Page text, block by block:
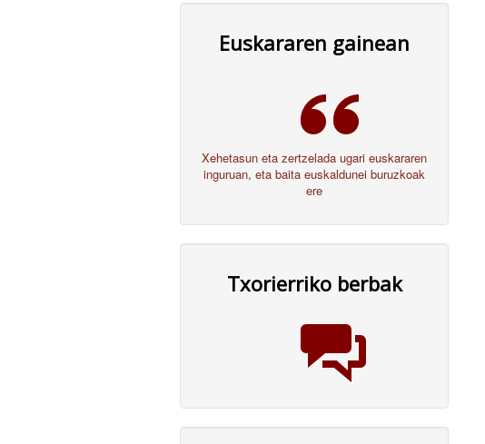
Euskararen gainean
Xehetasun eta zertzelada ugari euskararen
inguruan, eta baita euskaldunei buruzkoak
ere
Txorierriko berbak